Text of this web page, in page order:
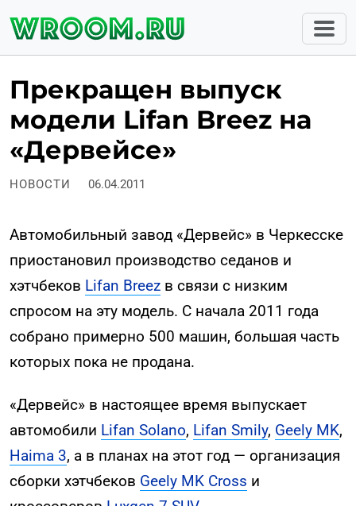
Прекращен выпуск
модели Lifan Breez на
«Дервейсе»
НОВОСТИ 06.04.2011
Автомобильный завод «Дервейс» в Черкесске
приостановил производство седанов и
хэтчбеков Lifan Breez в связи с низким
спросом на эту модель. С начала 2011 года
собрано примерно 500 машин, большая часть
которых пока не продана.
«Дервейс» в настоящее время выпускает
автомобили Lifan Solano, Lifan Smily, Geely MK,
Haima 3, а в планах на этот год — организация
сборки хэтчбеков Geely MK Cross и